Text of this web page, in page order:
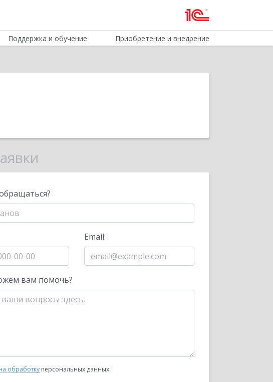
Поддержка и обучение Приобретение и внедрение
Email:
вам помочь?
обработку персональных данных